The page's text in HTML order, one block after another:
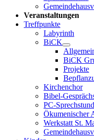
Veranstaltungen
Treffpunkte
Labyrinth
BiCK
BiCK
Projekte
Kirchenchor
Bibel-
PC-
Ökumenischer
Werkstatt St.